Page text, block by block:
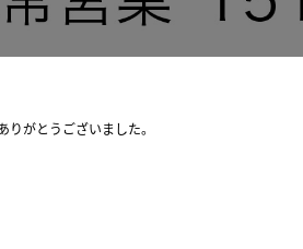
りがとうございました。